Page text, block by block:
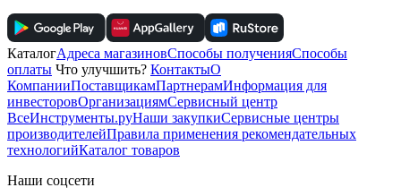
КаталогАдреса магазиновСпособы полученияСпособы
оплаты Что улучшить? КонтактыО
КомпанииПоставщикамПартнерамИнформация для
инвесторовОрганизациямСервисный центр
ВсеИнструменты.руНаши закупкиСервисные центры
производителейПравила применения рекомендательных
технологийКаталог товаров
Наши соцсети